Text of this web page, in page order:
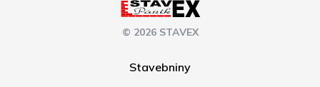
© 2026 STAVEX
Stavebniny